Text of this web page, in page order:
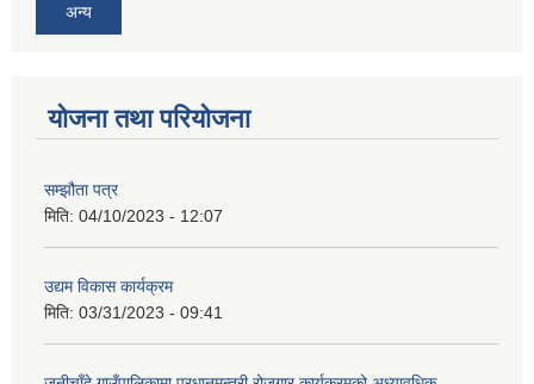
अन्य
योजना तथा परियोजना
सम्झौता पत्र
मिति: 04/10/2023 - 12:07
उद्यम विकास कार्यक्रम
मिति: 03/31/2023 - 09:41